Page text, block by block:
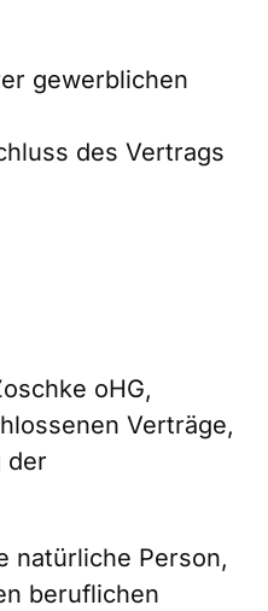
gewerblichen
des Vertrags
oHG,
Verträge,
der
natürliche Person,
beruflichen